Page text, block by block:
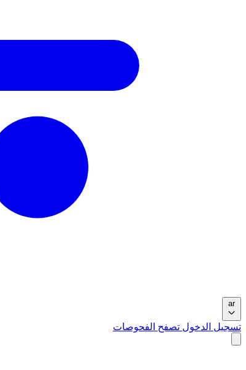
ar
تسجيل الدخول تصفح الفحوصات